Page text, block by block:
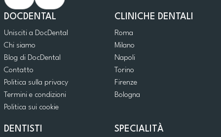
DOCDENTAL
Unisciti a DocDental
Chi siamo
Blog di DocDental
Contatto
Politica sulla privacy
Termini e condizioni
Politica sui cookie
CLINICHE DENTALI
Roma
Milano
Napoli
Torino
Firenze
Bologna
DENTISTI SPECIALITÀ